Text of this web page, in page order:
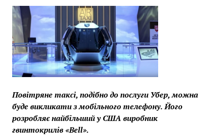
Повітряне таксі, подібно до послуги Убер, можна
буде викликати з мобільного телефону. Його
розробляє найбільший у США виробник
гвинтокрилів «Bell».